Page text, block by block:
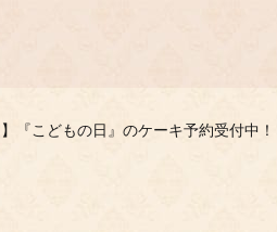
】『こどもの日』のケーキ予約受付中！